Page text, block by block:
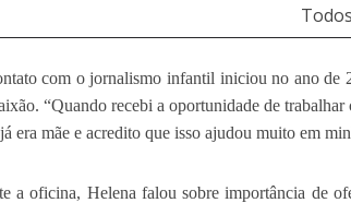
com o jornalismo infantil iniciou no ano de
“Quando recebi a oportunidade de
era mãe e acredito que isso ajudou muito em
a oficina, Helena falou sobre importância de